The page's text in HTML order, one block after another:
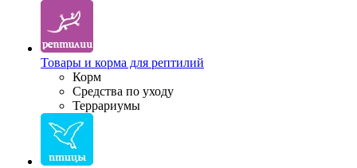
Товары и корма для рептилий
Корм
Средства по уходу
Террариумы